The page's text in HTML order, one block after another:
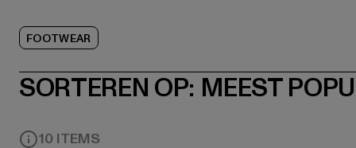
FOOTWEAR
SORTEREN OP: MEEST
10 ITEMS